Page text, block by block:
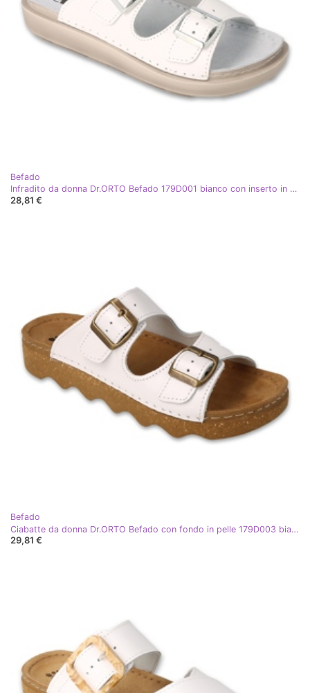
Befado
Infradito da donna Dr.ORTO Befado 179D001 bianco con inserto in pelle
28,81 €
Befado
Ciabatte da donna Dr.ORTO Befado con fondo in pelle 179D003 bianco
29,81 €